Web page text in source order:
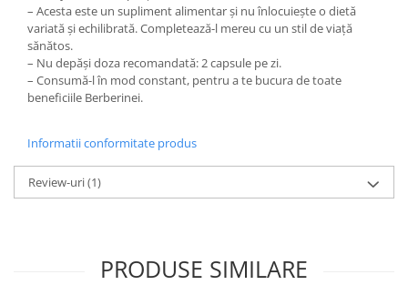
– Acesta este un supliment alimentar și nu înlocuiește o dietă
variată și echilibrată. Completează-l mereu cu un stil de viață
sănătos.
– Nu depăși doza recomandată: 2 capsule pe zi.
– Consumă-l în mod constant, pentru a te bucura de toate
beneficiile Berberinei.
Informatii conformitate produs
Review-uri(1)
PRODUSE SIMILARE